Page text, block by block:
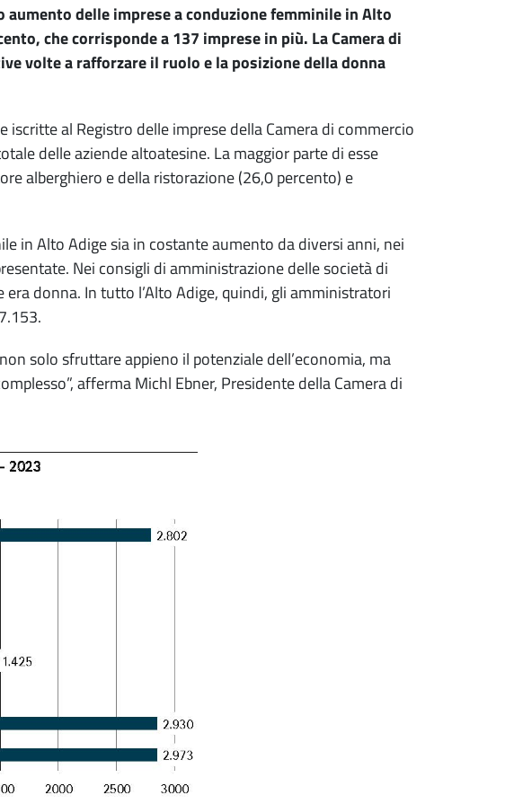
delle imprese a conduzione femminile in Alto
che corrisponde a 137 imprese in più. La Camera di
volte a rafforzare il ruolo e la posizione della donna
al Registro delle imprese della Camera di commercio
delle aziende altoatesine. La maggior parte di esse
alberghiero e della ristorazione (26,0 percento) e
in Alto Adige sia in costante aumento da diversi anni, nei
Nei consigli di amministrazione delle società di
donna. In tutto l’Alto Adige, quindi, gli amministratori
solo sfruttare appieno il potenziale dell’economia, ma
afferma Michl Ebner, Presidente della Camera di